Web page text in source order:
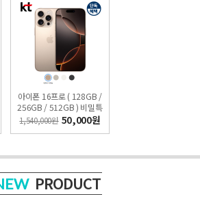
아이폰 16프로 ( 128GB /
256GB / 512GB ) 비밀특
가폰 KT 온라인샵
1,540,000원 50,000원
PRODUCT